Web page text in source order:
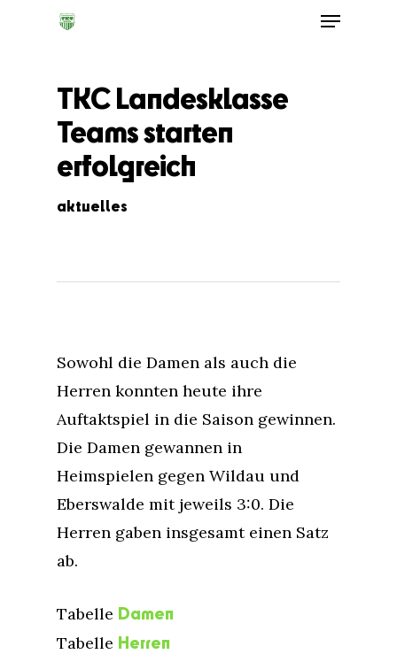
TKC Landesklasse
Teams starten
erfolgreich
aktuelles
Sowohl die Damen als auch die
Herren konnten heute ihre
Auftaktspiel in die Saison gewinnen.
Die Damen gewannen in
Heimspielen gegen Wildau und
Eberswalde mit jeweils 3:0. Die
Herren gaben insgesamt einen Satz
ab.
Tabelle Damen
Tabelle Herren